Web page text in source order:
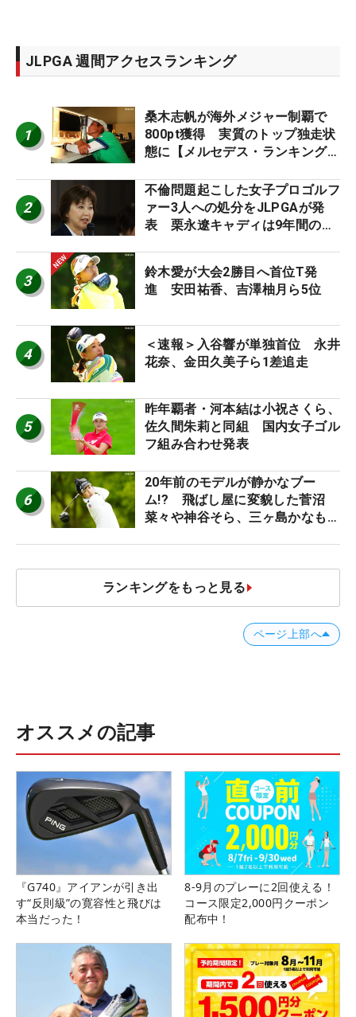
JLPGA 週間アクセスランキング
1
桑木志帆が海外メジャー制覇で
800pt獲得 実質のトップ独走状
態に【メルセデス・ランキング番
2
不倫問題起こした女子プロゴルフ
ァー3人への処分をJLPGAが発
表 栗永遼キャディは9年間の立
3
鈴木愛が大会2勝目へ首位T発
進 安田祐香、吉澤柚月ら5位
4
＜速報＞入谷響が単独首位 永井
花奈、金田久美子ら1差追走
5
昨年覇者・河本結は小祝さくら、
佐久間朱莉と同組 国内女子ゴル
フ組み合わせ発表
6
20年前のモデルが静かなブー
ム!? 飛ばし屋に変貌した菅沼
菜々や神谷そら、三ヶ島かなも使
ランキングをもっと見る
ページ上部へ
オススメの記事
『G740』アイアンが引き出
す“反則級”の寛容性と飛びは
本当だった！
8-9月のプレーに2回使える！
コース限定2,000円クーポン
配布中！